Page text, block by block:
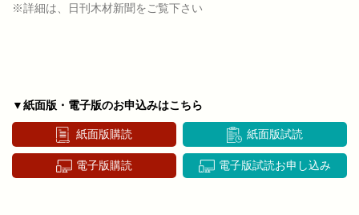
※詳細は、日刊木材新聞をご覧下さい
▼紙面版・電子版のお申込みはこちら
紙面版購読 紙面版試読
電子版購読 電子版試読お申し込み